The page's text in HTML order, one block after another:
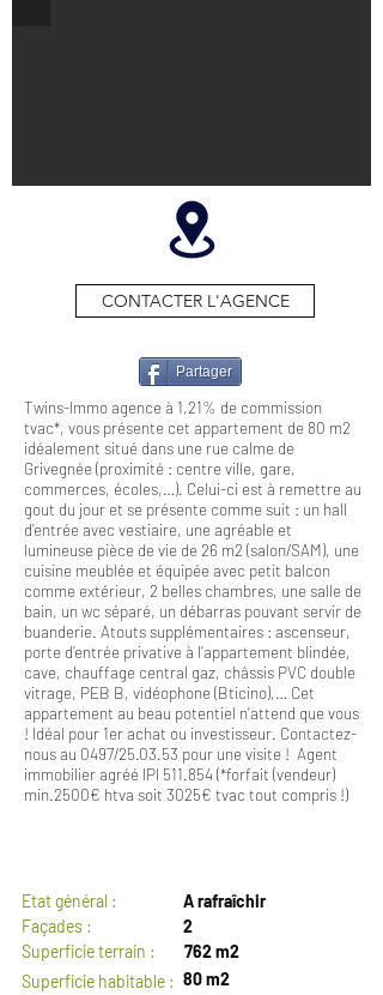
CONTACTER L'AGENCE
Partager
Twins-Immo agence à 1,21% de commission
tvac*, vous présente cet appartement de 80 m2
idéalement situé dans une rue calme de
Grivegnée (proximité : centre ville, gare,
commerces, écoles,…). Celui-ci est à remettre au
gout du jour et se présente comme suit : un hall
d’entrée avec vestiaire, une agréable et
lumineuse pièce de vie de 26 m2 (salon/SAM), une
cuisine meublée et équipée avec petit balcon
comme extérieur, 2 belles chambres, une salle de
bain, un wc séparé, un débarras pouvant servir de
buanderie. Atouts supplémentaires : ascenseur,
porte d’entrée privative à l’appartement blindée,
cave, chauffage central gaz, châssis PVC double
vitrage, PEB B, vidéophone (Bticino),… Cet
appartement au beau potentiel n’attend que vous
! Idéal pour 1er achat ou investisseur. Contactez-
nous au 0497/25.03.53 pour une visite ! Agent
immobilier agréé IPI 511.854 (*forfait (vendeur)
min.2500€ htva soit 3025€ tvac tout compris !)
Etat général :
A rafraîchir
Façades :
2
Superficie terrain :
762 m2
Superficie habitable : 80 m2